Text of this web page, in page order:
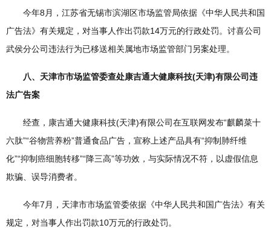
今年8月，江苏省无锡市滨湖区市场监管局依据《中华人民共和国
广告法》有关规定，对当事人作出罚款14万元的行政处罚。讨喜公司
武侯分公司违法行为已移送相关属地市场监管部门另案处理。
八、天津市市场监管委查处康吉通大健康科技(天津)有限公司违
法广告案
经查，康吉通大健康科技(天津)有限公司在互联网发布“麒麟菜十
六肽”“谷物营养粉”普通食品广告，宣称上述产品具有“抑制肺纤维
化”“抑制癌细胞转移”“降三高”等功效，与实际情况不符，以虚假信息
欺骗、误导消费者。
今年7月，天津市市场监管委依据《中华人民共和国广告法》有关
规定，对当事人作出罚款10万元的行政处罚。